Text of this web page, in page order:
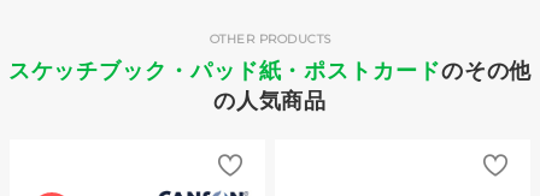
スケッチブック・パッド紙・ポストカードのその他
の人気商品
OTHER PRODUCTS